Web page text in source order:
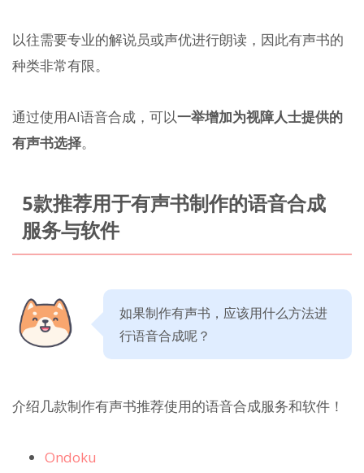
以往需要专业的解说员或声优进行朗读，因此有声书的
种类非常有限。
通过使用AI语音合成，可以一举增加为视障人士提供的
有声书选择。
5款推荐用于有声书制作的语音合成
服务与软件
如果制作有声书，应该用什么方法进
行语音合成呢？
介绍几款制作有声书推荐使用的语音合成服务和软件！
Ondoku